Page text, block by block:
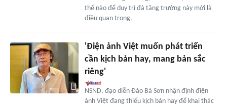
thế nào để duy trì đà tăng trưởng này mới là
điều quan trọng.
'Điện ảnh Việt muốn phát triển
cần kịch bản hay, mang bản sắc
riêng'
NSND, đạo diễn Đào Bá Sơn nhận định điện
ảnh Việt đang thiếu kịch bản hay để khai thác